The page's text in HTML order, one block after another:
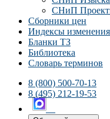
СНиП
Сборники цен
Индексы
Бланки ТЗ
Библиотека
Словарь терминов
8 (800) 500-70-13
8 (495) 212-19-53